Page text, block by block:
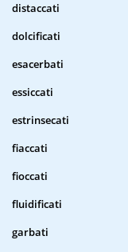
distaccati
dolcificati
esacerbati
essiccati
estrinsecati
fiaccati
fioccati
fluidificati
garbati